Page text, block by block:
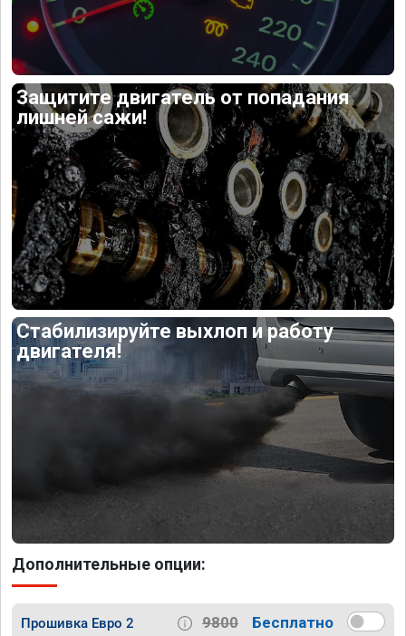
Защитите двигатель от попадания
лишней сажи!
Стабилизируйте выхлоп и работу
двигателя!
Дополнительные опции:
Прошивка Евро 2 9800 Бесплатно